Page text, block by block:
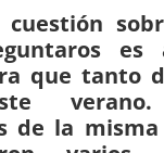
cuestión
es
que tanto
verano.
de la